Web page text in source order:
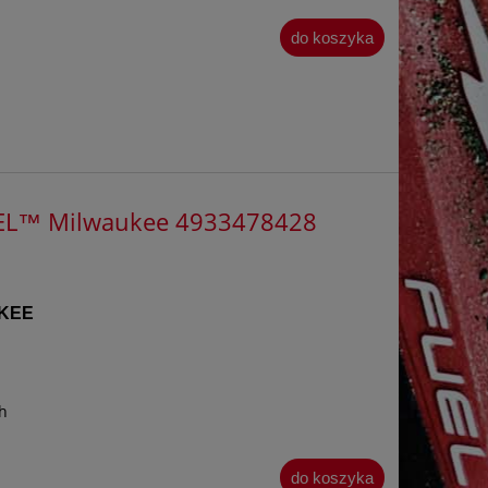
do koszyka
Milwaukee 4933478428
do koszyka